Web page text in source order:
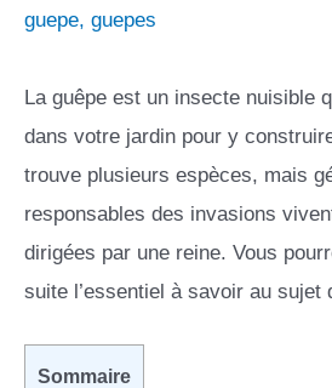
guepe, guepes
La guêpe est un insecte nuisible
dans votre jardin pour y
trouve plusieurs espèces, mais
responsables des invasions
dirigées par une reine. Vous
suite l’essentiel à savoir au sujet
Sommaire